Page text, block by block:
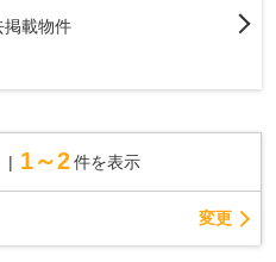
掲載物件
1～2 件を表示
変更